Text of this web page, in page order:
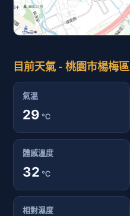
目前天氣 - 桃園市楊梅區
氣溫
29 ℃
體感溫度
32 ℃
相對濕度